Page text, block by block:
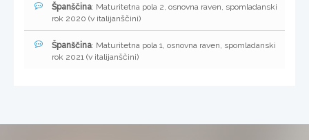
Španščina: Maturitetna pola 2, osnovna raven, spomladanski
rok 2020 (v italijanščini)
Španščina: Maturitetna pola 1, osnovna raven, spomladanski
rok 2021 (v italijanščini)